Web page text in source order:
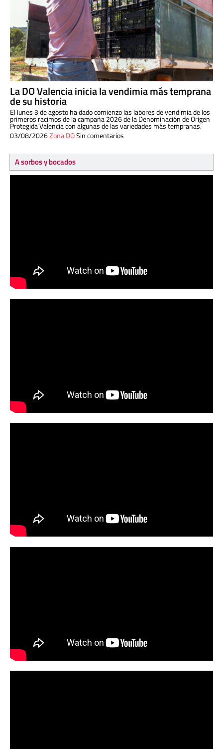
La DO Valencia inicia la vendimia más temprana
de su historia
El lunes 3 de agosto ha dado comienzo las labores de vendimia de los
primeros racimos de la campaña 2026 de la Denominación de Origen
Protegida Valencia con algunas de las variedades más tempranas.
03/08/2026Zona DOSin comentarios
A sorbos y bocados